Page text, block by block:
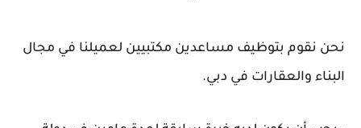
نحن نقوم بتوظيف مساعدين مكتبيين لعميلنا في مجال
البناء والعقارات في دبي.